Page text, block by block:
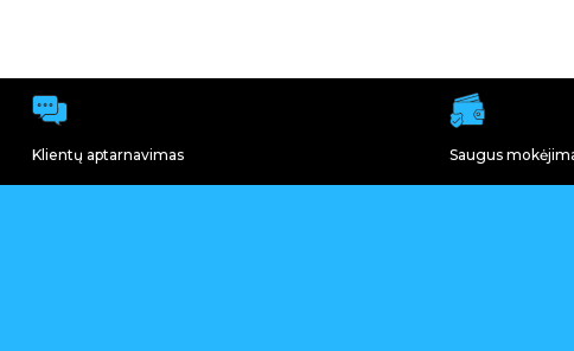
Klientų aptarnavimas Saugus